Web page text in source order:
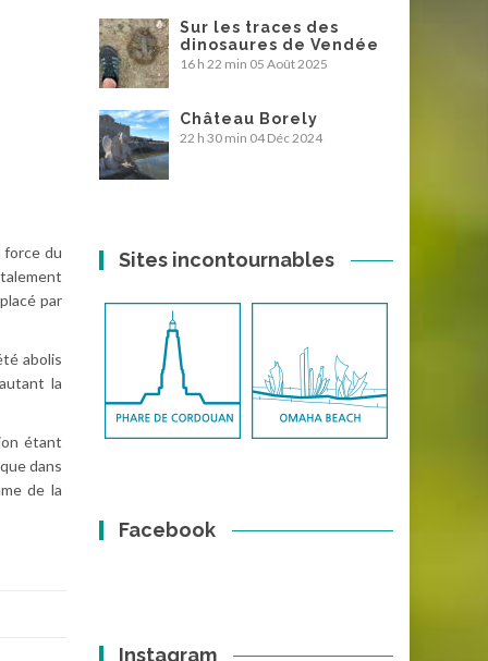
force du
par
abolis
la
étant
dans
de la
Sur les traces des
dinosaures de Vendée
16 h 22 min 05 Août 2025
Château Borely
22 h 30 min 04 Déc 2024
Sites incontournables
Facebook
Instagram